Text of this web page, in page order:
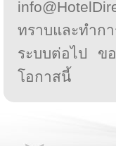
ทราบและทำ
ระบบต่อไป
โอกาสนี้